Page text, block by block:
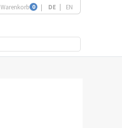
Warenkorb 0 DE EN